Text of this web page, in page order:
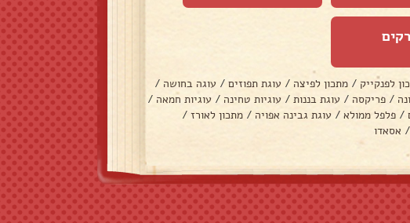
לפנקייק / מתכון לפיצה / עוגת תפוזים / עוגה בחושה /
/ פריקסה / עוגת בננות / עוגיות טחינה / עוגיות חמאה /
/ פלפל ממולא / עוגת גבינה אפויה / מתכון לאורז /
/ אסאדו